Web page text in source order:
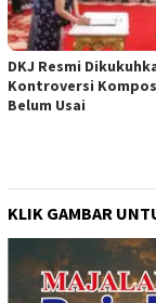
DKJ Resmi
Kontroversi
Belum Usai
KLIK GAMBAR